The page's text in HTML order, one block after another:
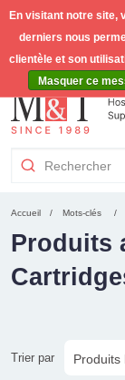
Accueil Mots-clés
Produits
Trier par
En visitant notre site,
derniers nous
clientèle et son
Masquer ce